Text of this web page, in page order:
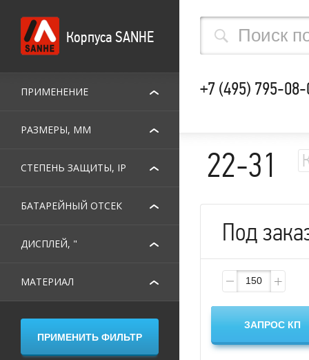
+7 (495) 795-
Корпуса SANHE
ПРИМЕНЕНИЕ
РАЗМЕРЫ, ММ
СТЕПЕНЬ ЗАЩИТЫ, IP
БАТАРЕЙНЫЙ ОТСЕК
ДИСПЛЕЙ, "
МАТЕРИАЛ
22-31
Под